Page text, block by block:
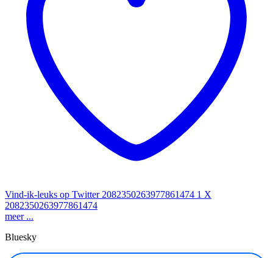
Vind-ik-leuks op Twitter 2082350263977861474 1 X
2082350263977861474
meer ...
Bluesky